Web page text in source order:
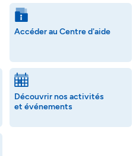
Accéder au Centre d'aide
Découvrir nos activités
et événements